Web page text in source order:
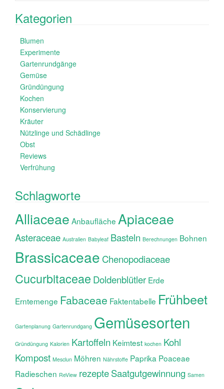
Kategorien
Blumen
Experimente
Gartenrundgänge
Gemüse
Gründüngung
Kochen
Konservierung
Kräuter
Nützlinge und Schädlinge
Obst
Reviews
Verfrühung
Schlagworte
Alliaceae Anbaufläche Apiaceae
Asteraceae Australien Babyleaf Basteln Berechnungen Bohnen
Brassicaceae Chenopodiaceae
Cucurbitaceae Doldenblütler Erde
Erntemenge Fabaceae Faktentabelle Frühbeet
Gartenplanung Gartenrundgang Gemüsesorten
Gründüngung Kalorien Kartoffeln Keimtest kochen Kohl
Kompost Mesclun Möhren Nährstoffe Paprika Poaceae
Radieschen ReView rezepteSaatgutgewinnung Samen